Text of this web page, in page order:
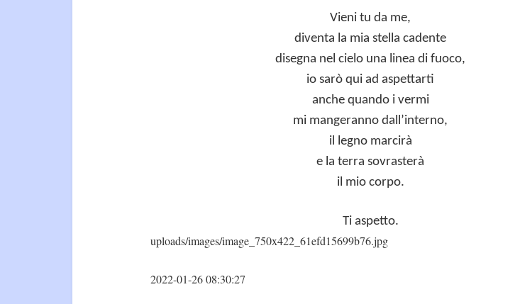
Vieni tu da me,
diventa la mia stella cadente
disegna nel cielo una linea di fuoco,
io sarò qui ad aspettarti
anche quando i vermi
mi mangeranno dall’interno,
il legno marcirà
e la terra sovrasterà
il mio corpo.
Ti aspetto.
uploads/images/image_750x422_61efd15699b76.jpg
2022-01-26 08:30:27